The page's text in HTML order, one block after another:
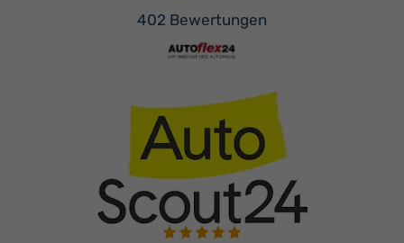
402 Bewertungen